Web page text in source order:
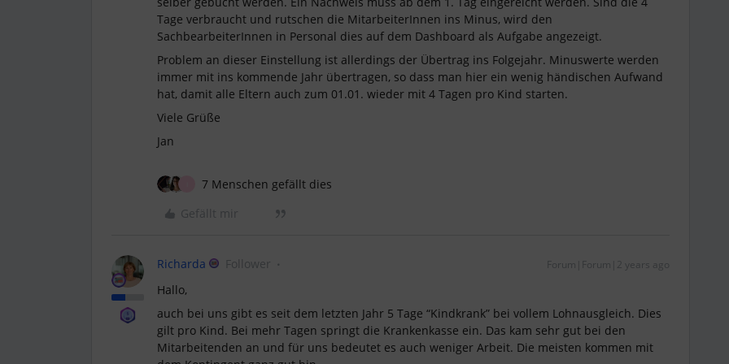
Tage verbraucht und rutschen die MitarbeiterInnen ins Minus, wird den
SachbearbeiterInnen in Personal dies auf dem Dashboard als Aufgabe angezeigt.
Problem an dieser Einstellung ist allerdings der Übertrag ins Folgejahr. Minuswerte werden
immer mit ins kommende Jahr übertragen, so dass man hier ein wenig händischen Aufwand
hat, damit alle Eltern auch zum 01.01. wieder mit 4 Tagen pro Kind starten.
Viele Grüße
Jan
7 Menschen gefällt dies
Gefällt mir
Richarda Follower Forum|Forum|2 years ago
Hallo,
auch bei uns gibt es seit dem letzten Jahr 5 Tage “Kindkrank” bei vollem Lohnausgleich. Dies
gilt pro Kind. Bei mehr Tagen springt die Krankenkasse ein. Das kam sehr gut bei den
Mitarbeitenden an und für uns bedeutet es auch weniger Arbeit. Die meisten kommen mit